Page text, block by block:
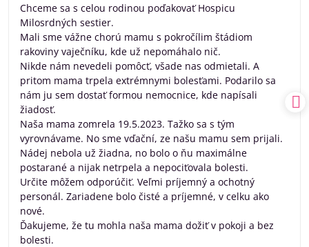
5
Chceme sa s celou rodinou poďakovať Hospicu
Milosrdných sestier.
Mali sme vážne chorú mamu s pokročílim štádiom
rakoviny vaječníku, kde už nepomáhalo nič.
Nikde nám nevedeli pomôcť, všade nas odmietali. A
pritom mama trpela extrémnymi bolesťami. Podarilo sa
nám ju sem dostať formou nemocnice, kde napísali
žiadosť.
Naša mama zomrela 19.5.2023. Tažko sa s tým
vyrovnávame. No sme vďační, ze našu mamu sem prijali.
Nádej nebola už žiadna, no bolo o ňu maximálne
postarané a nijak netrpela a nepociťovala bolesti.
Určite môžem odporúčiť. Veľmi príjemný a ochotný
personál. Zariadene bolo čisté a príjemné, v celku ako
nové.
Ďakujeme, že tu mohla naša mama dožiť v pokoji a bez
bolesti.